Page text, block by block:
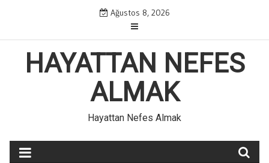
content
Ağustos 8, 2026
HAYATTAN NEFES
ALMAK
Hayattan Nefes Almak